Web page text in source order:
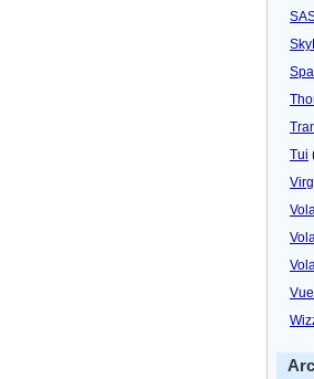
Tui